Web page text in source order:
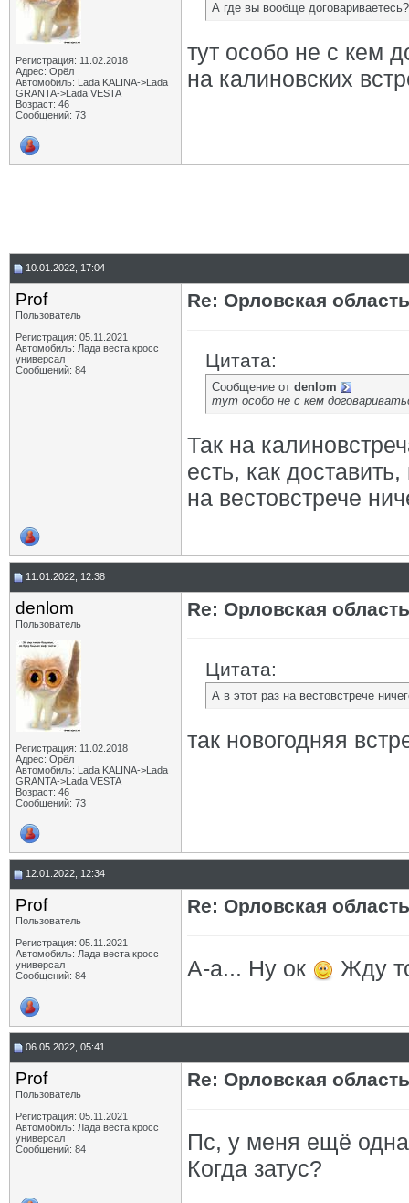
Регистрация: 11.02.2018
Адрес: Орёл
Автомобиль: Lada KALINA->Lada
GRANTA->Lada VESTA
Возраст: 46
Сообщений: 73
А где вы вообще
тут особо не с кем
на калиновских
10.01.2022, 17:04
Prof
Пользователь
Регистрация: 05.11.2021
Автомобиль: Лада веста кросс
универсал
Сообщений: 84
Re: Орловская область
Цитата:
Сообщение от denlom
тут особо не с кем
Так на
есть, как
на вестовстрече
11.01.2022, 12:38
denlom
Пользователь
Регистрация: 11.02.2018
Адрес: Орёл
Автомобиль: Lada KALINA->Lada
GRANTA->Lada VESTA
Возраст: 46
Сообщений: 73
Re: Орловская область
Цитата:
А в этот раз на вестовстрече
так новогодняя
12.01.2022, 12:34
Prof
Пользователь
Регистрация: 05.11.2021
Автомобиль: Лада веста кросс
универсал
Сообщений: 84
Re: Орловская область
А-а... Ну ок Жду
06.05.2022, 05:41
Prof
Пользователь
Регистрация: 05.11.2021
Автомобиль: Лада веста кросс
универсал
Сообщений: 84
Re: Орловская область
Пс, у меня ещё
Когда затус?